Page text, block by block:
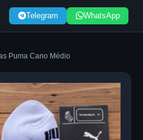
Telegram WhatsApp
Puma Cano Médio